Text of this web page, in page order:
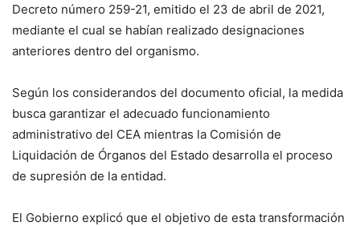
Decreto número 259-21, emitido el 23 de abril de 2021,
mediante el cual se habían realizado designaciones
anteriores dentro del organismo.
Según los considerandos del documento oficial, la medida
busca garantizar el adecuado funcionamiento
administrativo del CEA mientras la Comisión de
Liquidación de Órganos del Estado desarrolla el proceso
de supresión de la entidad.
El Gobierno explicó que el objetivo de esta transformación